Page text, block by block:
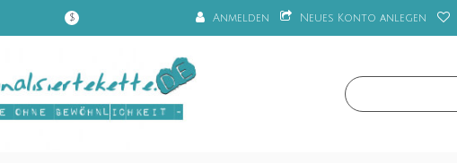
$ Anmelden Neues Konto anlegen